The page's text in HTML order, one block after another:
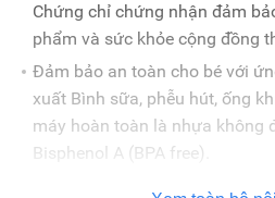
Chứng chỉ chứng nhận đảm
phẩm và sức khỏe cộng đồng
Đảm bảo an toàn cho bé với
xuất Bình sữa, phễu hút, ống
máy hoàn toàn là nhựa không
Bisphenol A (BPA free).